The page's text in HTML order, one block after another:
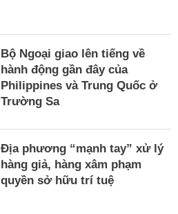
Bộ Ngoại giao lên tiếng về
hành động gần đây của
Philippines và Trung Quốc ở
Trường Sa
Địa phương “mạnh tay” xử lý
hàng giả, hàng xâm phạm
quyền sở hữu trí tuệ